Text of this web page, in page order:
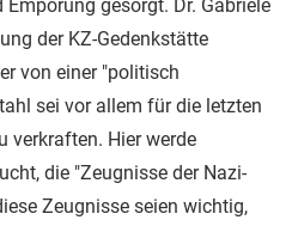
gesorgt. Dr. Gabriele
der KZ-Gedenkstätte
von einer "politisch
sei vor allem für die letzten
verkraften. Hier werde
die "Zeugnisse der Nazi-
Zeugnisse seien wichtig,